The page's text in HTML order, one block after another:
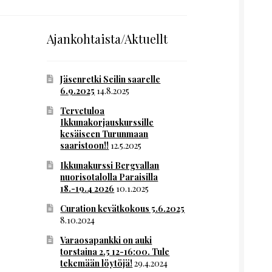
Ajankohtaista/Aktuellt
Jäsenretki Seilin saarelle
6.9.2025 14.8.2025
Tervetuloa
Ikkunakorjauskurssille
kesäiseen Turunmaan
saaristoon!! 12.5.2025
Ikkunakurssi Bergvallan
nuorisotalolla Paraisilla
18.-19.4 2026 10.1.2025
Curation kevätkokous 5.6.2025
8.10.2024
Varaosapankki on auki
torstaina 2.5 12-16:00. Tule
tekemään löytöjä!29.4.2024